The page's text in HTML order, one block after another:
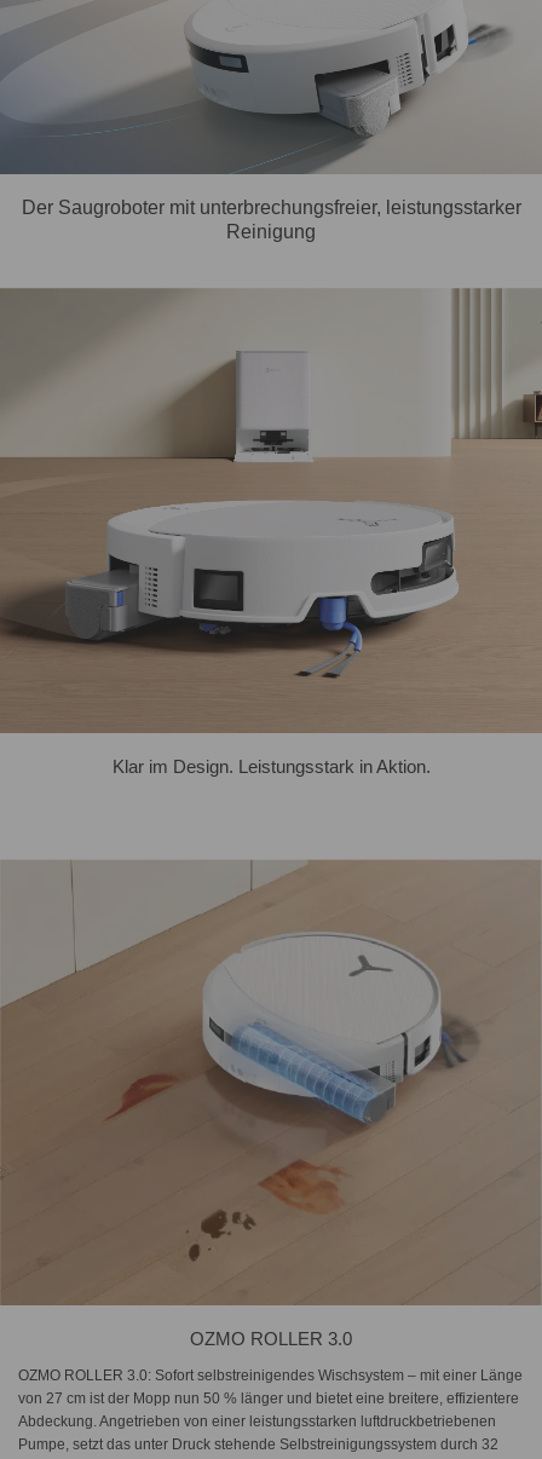
Der Saugroboter mit unterbrechungsfreier, leistungsstarker
Reinigung
Klar im Design. Leistungsstark in Aktion.
OZMO ROLLER 3.0
OZMO ROLLER 3.0: Sofort selbstreinigendes Wischsystem – mit einer Länge
von 27 cm ist der Mopp nun 50 % länger und bietet eine breitere, effizientere
Abdeckung. Angetrieben von einer leistungsstarken luftdruckbetriebenen
Pumpe, setzt das unter Druck stehende Selbstreinigungssystem durch 32